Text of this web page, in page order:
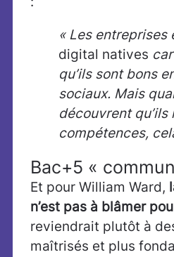
« Les entreprises
digital natives
qu’ils sont bons
sociaux. Mais
découvrent qu’ils
compétences,
Bac+5 «
Et pour William Ward,
n’est pas à blâmer
reviendrait plutôt à
maîtrisés et plus